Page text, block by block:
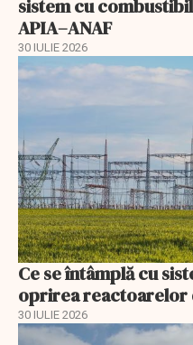
sistem cu
APIA–ANAF
30 IULIE 2026
Ce se întâmplă cu
oprirea reactoarelor
30 IULIE 2026